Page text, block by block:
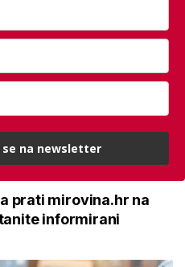
prati mirovina.hr na
informirani
na newsletter